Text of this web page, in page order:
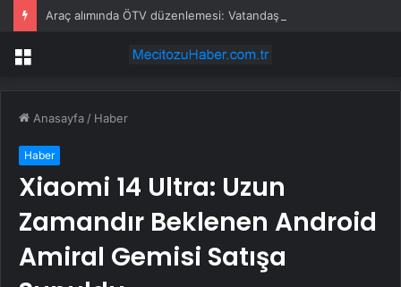
Menü
Anasayfa / Haber
Haber
Xiaomi 14 Ultra: Uzun
Zamandır Beklenen Android
Amiral Gemisi Satışa